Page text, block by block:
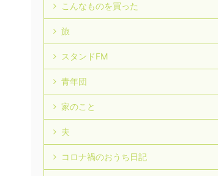
こんなものを買った
旅
スタンドFM
青年団
家のこと
夫
コロナ禍のおうち日記